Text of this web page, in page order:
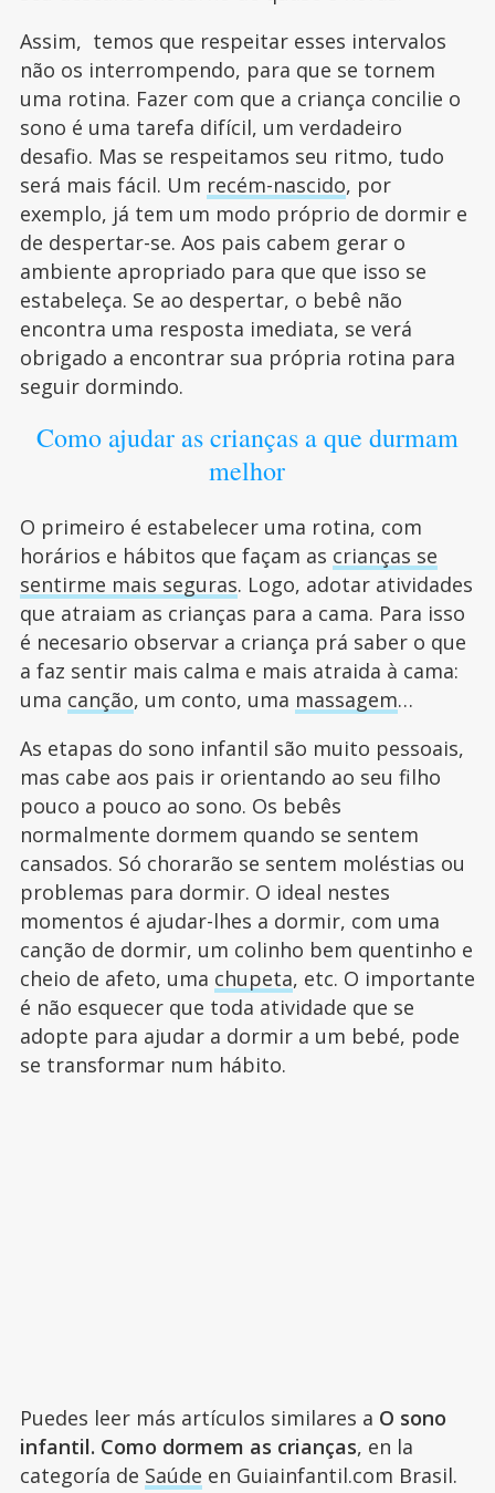
Assim, temos que respeitar esses intervalos
não os interrompendo, para que se tornem
uma rotina. Fazer com que a criança concilie o
sono é uma tarefa difícil, um verdadeiro
desafio. Mas se respeitamos seu ritmo, tudo
será mais fácil. Um recém-nascido, por
exemplo, já tem um modo próprio de dormir e
de despertar-se. Aos pais cabem gerar o
ambiente apropriado para que que isso se
estabeleça. Se ao despertar, o bebê não
encontra uma resposta imediata, se verá
obrigado a encontrar sua própria rotina para
seguir dormindo.
Como ajudar as crianças a que durmam
melhor
O primeiro é estabelecer uma rotina, com
horários e hábitos que façam as crianças se
sentirme mais seguras. Logo, adotar atividades
que atraiam as crianças para a cama. Para isso
é necesario observar a criança prá saber o que
a faz sentir mais calma e mais atraida à cama:
uma canção, um conto, uma massagem…
As etapas do sono infantil são muito pessoais,
mas cabe aos pais ir orientando ao seu filho
pouco a pouco ao sono. Os bebês
normalmente dormem quando se sentem
cansados. Só chorarão se sentem moléstias ou
problemas para dormir. O ideal nestes
momentos é ajudar-lhes a dormir, com uma
canção de dormir, um colinho bem quentinho e
cheio de afeto, uma chupeta, etc. O importante
é não esquecer que toda atividade que se
adopte para ajudar a dormir a um bebé, pode
se transformar num hábito.
Puedes leer más artículos similares a O sono
infantil. Como dormem as crianças, en la
categoría de Saúde en Guiainfantil.com Brasil.